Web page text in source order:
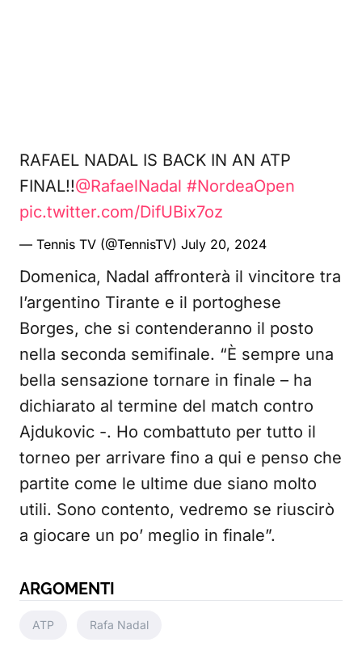
RAFAEL NADAL IS BACK IN AN ATP
FINAL!!@RafaelNadal #NordeaOpen
pic.twitter.com/DifUBix7oz
— Tennis TV (@TennisTV) July 20, 2024
Domenica, Nadal affronterà il vincitore tra
l’argentino Tirante e il portoghese
Borges, che si contenderanno il posto
nella seconda semifinale. “È sempre una
bella sensazione tornare in finale – ha
dichiarato al termine del match contro
Ajdukovic -. Ho combattuto per tutto il
torneo per arrivare fino a qui e penso che
partite come le ultime due siano molto
utili. Sono contento, vedremo se riuscirò
a giocare un po’ meglio in finale”.
ARGOMENTI
ATP Rafa Nadal